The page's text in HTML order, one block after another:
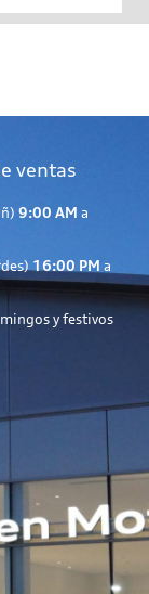
ventas
9:00 AM a
16:00 PM a
y festivos